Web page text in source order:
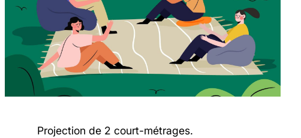
Projection de 2 court-métrages.